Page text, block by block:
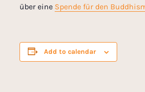
über eine Spende für den
Add to calendar